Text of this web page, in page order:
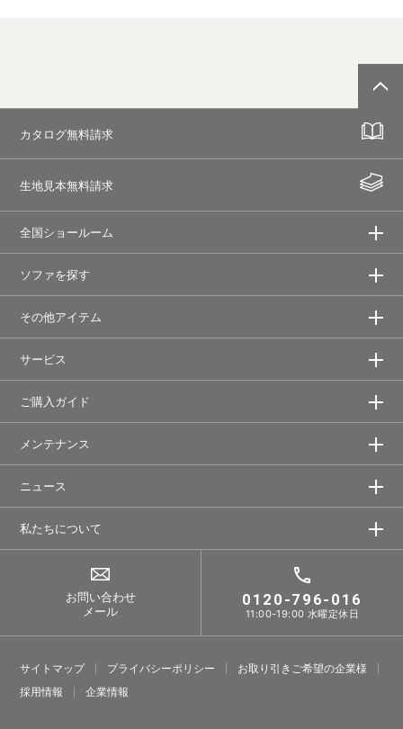
カタログ無料請求
生地見本無料請求
全国ショールーム
ソファを探す
その他アイテム
サービス
ご購入ガイド
メンテナンス
ニュース
私たちについて
お問い合わせ
メール
0120-796-016
11:00-19:00 水曜定休日
サイトマップ プライバシーポリシー
お取り引きご希望の企業様
採⽤情報
企業情報